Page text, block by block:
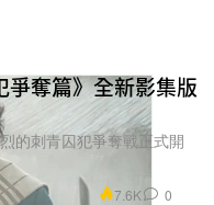
爭奪篇》全新影集版
的刺青囚犯爭奪戰正式開
7.6K 0